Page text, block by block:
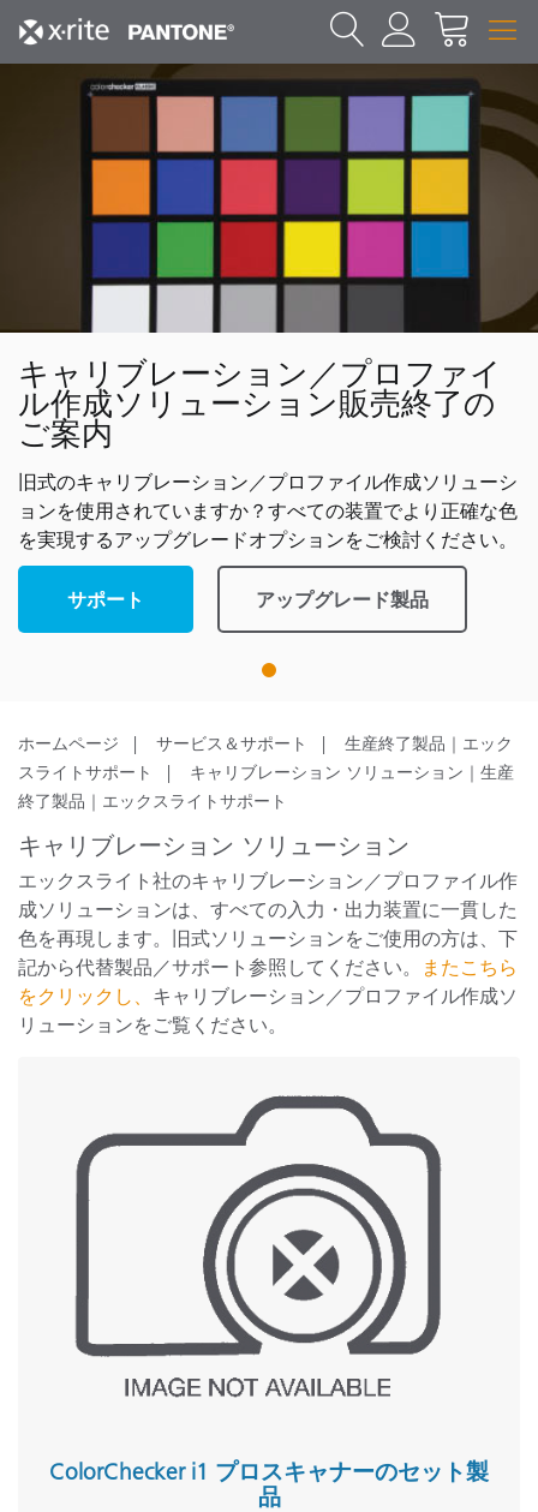
キャリブレーション／プロファイ
ル作成ソリューション販売終了の
ご案内
旧式のキャリブレーション／プロファイル作成ソリューシ
ョンを使用されていますか？すべての装置でより正確な色
を実現するアップグレードオプションをご検討ください。
サポート アップグレード製品
1
ホームページ サービス＆サポート
生産終了製品｜エック
スライトサポート
キャリブレーション ソリューション｜生産
終了製品｜エックスライトサポート
キャリブレーション ソリューション
エックスライト社のキャリブレーション／プロファイル作
成ソリューションは、すべての入力・出力装置に一貫した
色を再現します。旧式ソリューションをご使用の方は、下
記から代替製品／サポート参照してください。
またこちら
をクリックし、 キャリブレーション／プロファイル作成ソ
リューションをご覧ください。
ColorChecker i1 プロスキャナーのセット製
品